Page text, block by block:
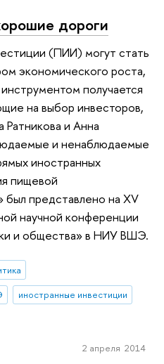
дороги
(ПИИ) могут стать
экономического роста,
получается
на выбор инвесторов,
Ратникова и Анна
и ненаблюдаемые
иностранных
пищевой
представлено на XV
научной конференции
и общества» в НИУ ВШЭ.
иностранные инвестиции
2 апреля 2014